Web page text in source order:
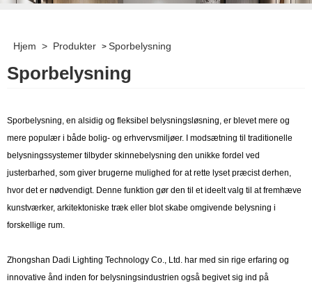
Hjem > Produkter > Sporbelysning
Sporbelysning
Sporbelysning, en alsidig og fleksibel belysningsløsning, er blevet mere og
mere populær i både bolig- og erhvervsmiljøer. I modsætning til traditionelle
belysningssystemer tilbyder skinnebelysning den unikke fordel ved
justerbarhed, som giver brugerne mulighed for at rette lyset præcist derhen,
hvor det er nødvendigt. Denne funktion gør den til et ideelt valg til at fremhæve
kunstværker, arkitektoniske træk eller blot skabe omgivende belysning i
forskellige rum.
Zhongshan Dadi Lighting Technology Co., Ltd. har med sin rige erfaring og
innovative ånd inden for belysningsindustrien også begivet sig ind på